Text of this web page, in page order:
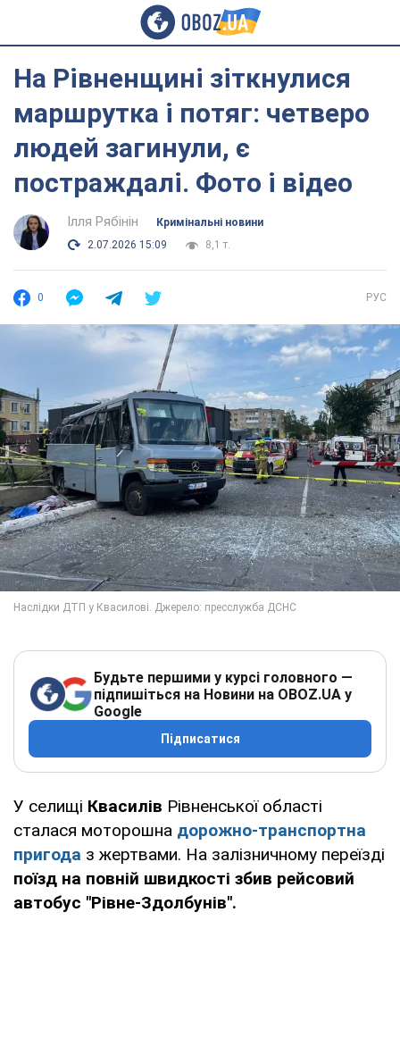
На Рівненщині зіткнулися
маршрутка і потяг: четверо
людей загинули, є
постраждалі. Фото і відео
Ілля Рябінін
Кримінальні новини
2.07.2026 15:09
8,1 т.
0 РУС
Будьте першими у курсі головного —
підпишіться на Новини на OBOZ.UA у
Google
Підписатися
У селищі Квасилів Рівненської області
сталася моторошна дорожно-транспортна
пригода з жертвами. На залізничному переїзді
поїзд на повній швидкості збив рейсовий
автобус "Рівне-Здолбунів".